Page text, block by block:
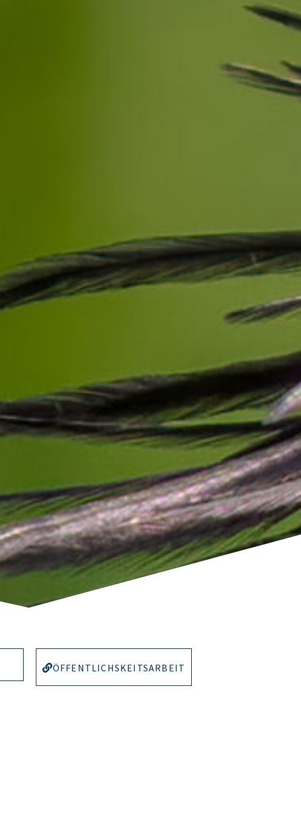
ÖFFENTLICHSKEITSARBEIT